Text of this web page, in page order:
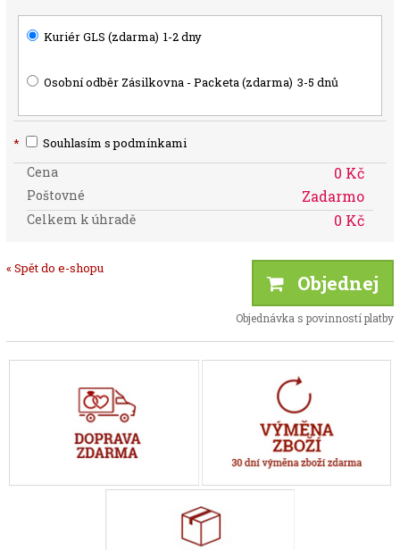
Kuriér GLS (zdarma) 1-2 dny
Osobní odběr Zásilkovna - Packeta (zdarma) 3-5 dnů
* Souhlasím s podmínkami
Cena 0 Kč
Poštovné Zadarmo
Celkem k úhradě 0 Kč
« Spět do e-shopu
Objednej
Objednávka s povinností platby